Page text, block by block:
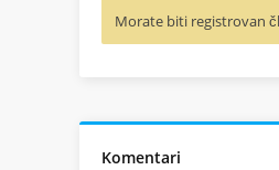
Morate biti registrovan
Komentari